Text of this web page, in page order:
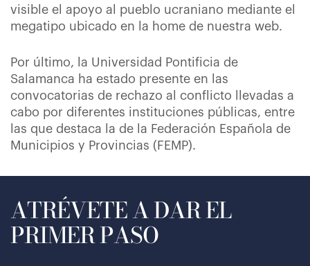
visible el apoyo al pueblo ucraniano mediante el
megatipo ubicado en la home de nuestra web.
Por último, la Universidad Pontificia de
Salamanca ha estado presente en las
convocatorias de rechazo al conflicto llevadas a
cabo por diferentes instituciones públicas, entre
las que destaca la de la Federación Española de
Municipios y Provincias (FEMP).
ATRÉVETE A DAR EL
PRIMER PASO